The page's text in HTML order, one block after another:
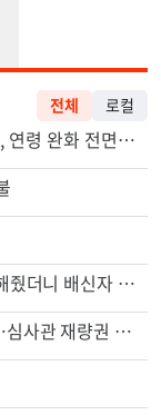
한인 남성, 처형 상대로 성범죄…"선처해줬더니 배신자 취급"